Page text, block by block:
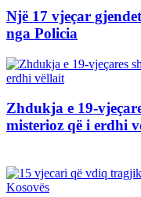
Një 17 vjeçar
nga Policia
Zhdukja e 19-
misterioz që i erdhi